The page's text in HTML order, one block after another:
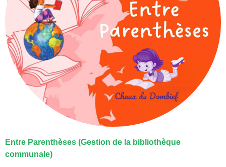
Entre Parenthèses (Gestion de la bibliothèque
communale)